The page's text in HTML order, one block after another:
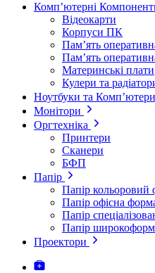
Комп’ютерні
Відеокарти
Корпуси ПК
Пам’ять
Пам’ять
Материнські плати
Кулери та
Ноутбуки та Комп’ютери
Монітори
Оргтехніка
Принтери
Сканери
БФП
Папір
Папір кольоровий
Папір офісна
Папір
Папір
Проектори